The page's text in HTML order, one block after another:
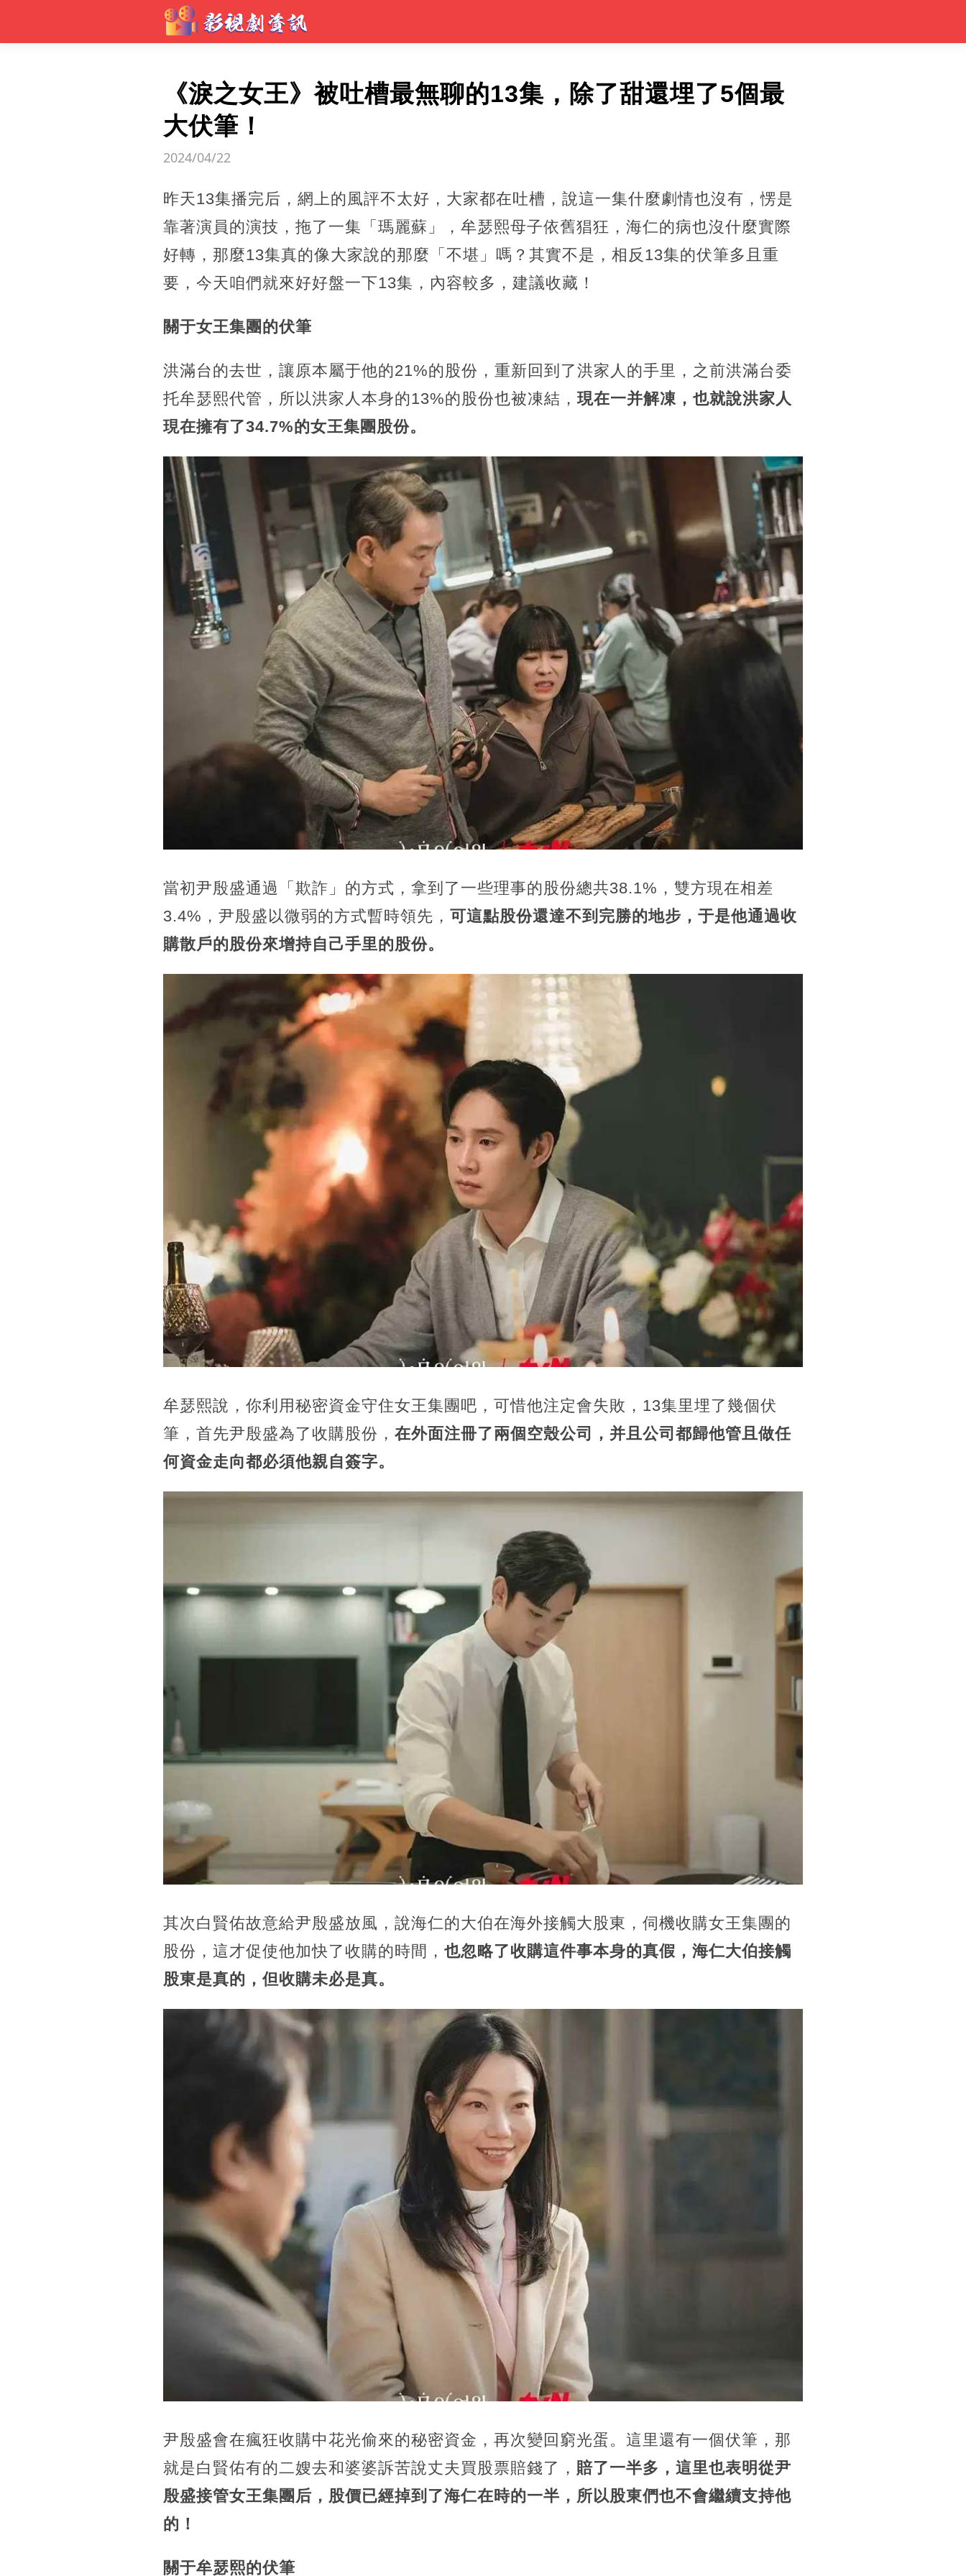
《淚之女王》被吐槽最無聊的13集，除了甜還埋了5個最
大伏筆！
2024/04/22
昨天13集播完后，網上的風評不太好，大家都在吐槽，說這一集什麼劇情也沒有，愣是
靠著演員的演技，拖了一集「瑪麗蘇」，牟瑟熙母子依舊猖狂，海仁的病也沒什麼實際
好轉，那麼13集真的像大家說的那麼「不堪」嗎？其實不是，相反13集的伏筆多且重
要，今天咱們就來好好盤一下13集，內容較多，建議收藏！
關于女王集團的伏筆
洪滿台的去世，讓原本屬于他的21%的股份，重新回到了洪家人的手里，之前洪滿台委
托牟瑟熙代管，所以洪家人本身的13%的股份也被凍結，現在一并解凍，也就說洪家人
現在擁有了34.7%的女王集團股份。
當初尹殷盛通過「欺詐」的方式，拿到了一些理事的股份總共38.1%，雙方現在相差
3.4%，尹殷盛以微弱的方式暫時領先， 可這點股份還達不到完勝的地步，于是他通過收
購散戶的股份來增持自己手里的股份。
牟瑟熙說，你利用秘密資金守住女王集團吧，可惜他注定會失敗，13集里埋了幾個伏
筆，首先尹殷盛為了收購股份， 在外面注冊了兩個空殼公司，并且公司都歸他管且做任
何資金走向都必須他親自簽字。
其次白賢佑故意給尹殷盛放風，說海仁的大伯在海外接觸大股東，伺機收購女王集團的
股份，這才促使他加快了收購的時間， 也忽略了收購這件事本身的真假，海仁大伯接觸
股東是真的，但收購未必是真。
尹殷盛會在瘋狂收購中花光偷來的秘密資金，再次變回窮光蛋。這里還有一個伏筆，那
就是白賢佑有的二嫂去和婆婆訴苦說丈夫買股票賠錢了， 賠了一半多，這里也表明從尹
殷盛接管女王集團后，股價已經掉到了海仁在時的一半，所以股東們也不會繼續支持他
的！
關于牟瑟熙的伏筆